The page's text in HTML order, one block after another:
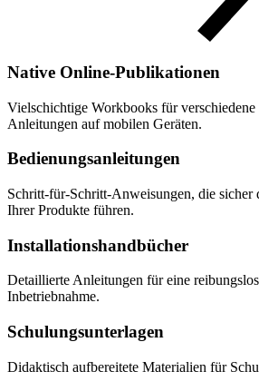
Native Online-Publikationen
Vielschichtige Workbooks für
Anleitungen auf mobilen Geräten.
Bedienungsanleitungen
Schritt-für-Schritt-Anweisungen, die sicher
Ihrer Produkte führen.
Installations­hand­bücher
Detaillierte Anleitungen für eine
Inbetriebnahme.
Schulungsunterlagen
Didaktisch aufbereitete Materialien für